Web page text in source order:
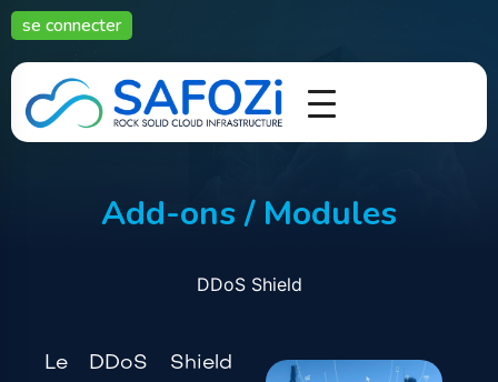
se connecter
Add-ons / Modules
DDoS Shield
Le
DDoS Shield